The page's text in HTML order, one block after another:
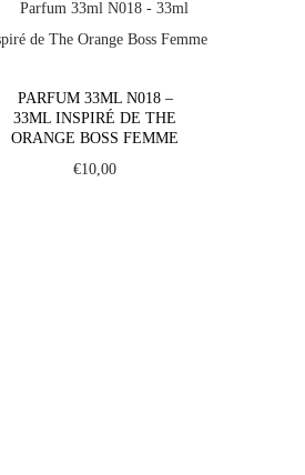
PARFUM 33ML N018 –
33ML INSPIRÉ DE THE
ORANGE BOSS FEMME
€10,00